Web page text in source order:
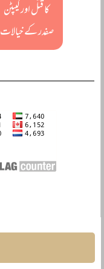
کا قتل اور کیپٹن
صفدر کے خیالات